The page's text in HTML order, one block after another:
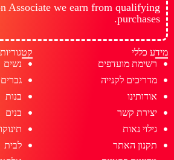
Associate we earn from qualifying
purchases.
מידע כללי
רשימת מועדפים
מדריכים לקנייה
אודותינו
יצירת קשר
גילוי נאות
תקנון האתר
נשים
גברים
בנות
בנים
לבית